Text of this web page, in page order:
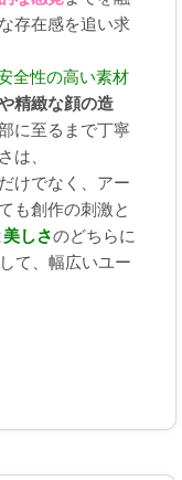
存在感を追い求
全性の高い素材
精緻な顔の造
に至るまで丁寧
は、
だけでなく、アー
も創作の刺激と
しさのどちらに
て、幅広いユー